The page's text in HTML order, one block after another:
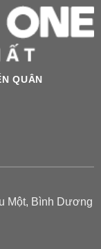
QUÂN
Một, Bình Dương